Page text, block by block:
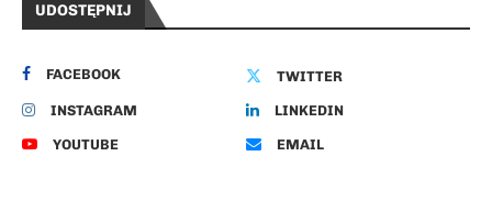
UDOSTĘPNIJ
FACEBOOK TWITTER
INSTAGRAM LINKEDIN
YOUTUBE EMAIL